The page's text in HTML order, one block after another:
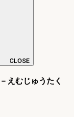
CLOSE
えむじゅうたく